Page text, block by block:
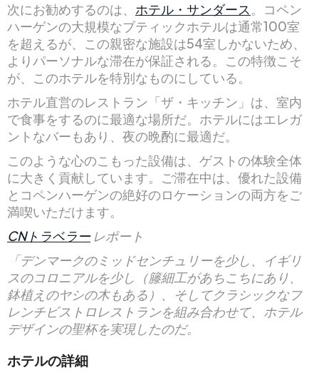
次にお勧めするのは、 ホテル・サンダース 。コペン
ハーゲンの大規模なブティックホテルは通常100室
を超えるが、この親密な施設は54室しかないため、
よりパーソナルな滞在が保証される。この特徴こそ
が、このホテルを特別なものにしている。
ホテル直営のレストラン「ザ・キッチン」は、室内
で食事をするのに最適な場所だ。ホテルにはエレガ
ントなバーもあり、夜の晩酌に最適だ。
このような心のこもった設備は、ゲストの体験全体
に大きく貢献しています。ご滞在中は、優れた設備
とコペンハーゲンの絶好のロケーションの両方をご
満喫いただけます。
CNトラベラー レポート
「デンマークのミッドセンチュリーを少し、イギリ
スのコロニアルを少し（籐細工があちこちにあり、
鉢植えのヤシの木もある）、そしてクラシックなフ
レンチビストロレストランを組み合わせて、ホテル
デザインの聖杯を実現したのだ。
ホテルの詳細